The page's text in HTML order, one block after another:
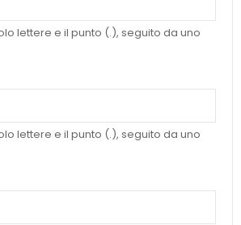
lettere e il punto (.), seguito da uno
lettere e il punto (.), seguito da uno